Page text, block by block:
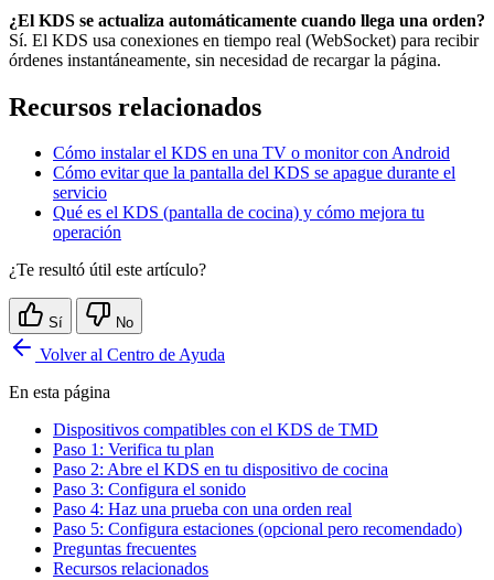
¿El KDS se actualiza automáticamente cuando llega una orden?
Sí. El KDS usa conexiones en tiempo real (WebSocket) para recibir
órdenes instantáneamente, sin necesidad de recargar la página.
Recursos relacionados
Cómo instalar el KDS en una TV o monitor con Android
Cómo evitar que la pantalla del KDS se apague durante el
servicio
Qué es el KDS (pantalla de cocina) y cómo mejora tu
operación
¿Te resultó útil este artículo?
Sí No
Volver al Centro de Ayuda
En esta página
Dispositivos compatibles con el KDS de TMD
Paso 1: Verifica tu plan
Paso 2: Abre el KDS en tu dispositivo de cocina
Paso 3: Configura el sonido
Paso 4: Haz una prueba con una orden real
Paso 5: Configura estaciones (opcional pero recomendado)
Preguntas frecuentes
Recursos relacionados